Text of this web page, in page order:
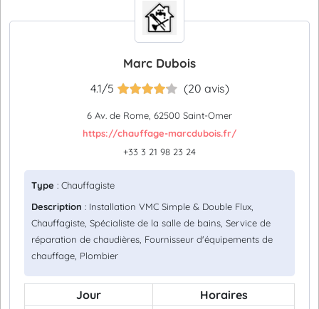
Marc Dubois
4.1/5 (20 avis)
6 Av. de Rome, 62500 Saint-Omer
https://chauffage-marcdubois.fr/
+33 3 21 98 23 24
Type : Chauffagiste
Description : Installation VMC Simple & Double Flux,
Chauffagiste, Spécialiste de la salle de bains, Service de
réparation de chaudières, Fournisseur d'équipements de
chauffage, Plombier
Jour
Horaires